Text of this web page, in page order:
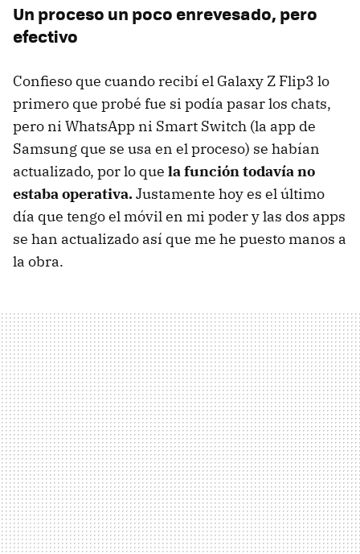
Un proceso un poco enrevesado, pero
efectivo
Confieso que cuando recibí el Galaxy Z Flip3 lo
primero que probé fue si podía pasar los chats,
pero ni WhatsApp ni Smart Switch (la app de
Samsung que se usa en el proceso) se habían
actualizado, por lo que la función todavía no
estaba operativa.Justamente hoy es el último
día que tengo el móvil en mi poder y las dos apps
se han actualizado así que me he puesto manos a
la obra.